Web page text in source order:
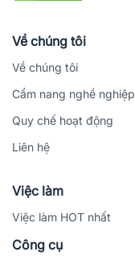
Về chúng tôi
Về chúng tôi
Cẩm nang nghề nghiệp
Quy chế hoạt động
Liên hệ
Việc làm
Việc làm HOT nhất
Công cụ